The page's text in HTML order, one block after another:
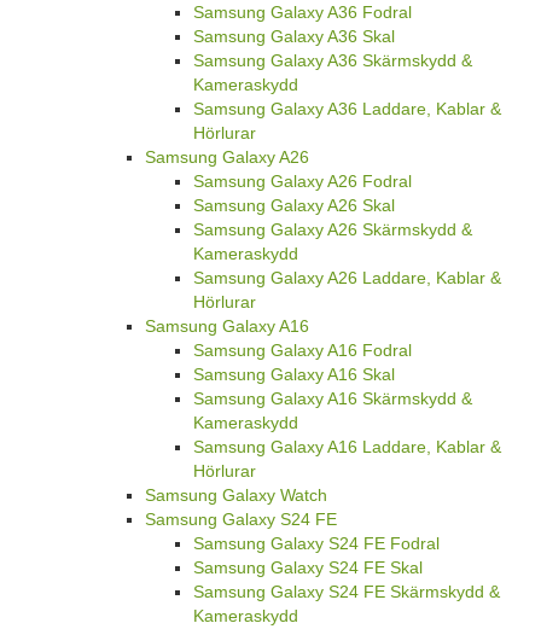
Samsung Galaxy A36 Fodral
Samsung Galaxy A36 Skal
Samsung Galaxy A36 Skärmskydd &
Kameraskydd
Samsung Galaxy A36 Laddare, Kablar &
Hörlurar
Samsung Galaxy A26
Samsung Galaxy A26 Fodral
Samsung Galaxy A26 Skal
Samsung Galaxy A26 Skärmskydd &
Kameraskydd
Samsung Galaxy A26 Laddare, Kablar &
Hörlurar
Samsung Galaxy A16
Samsung Galaxy A16 Fodral
Samsung Galaxy A16 Skal
Samsung Galaxy A16 Skärmskydd &
Kameraskydd
Samsung Galaxy A16 Laddare, Kablar &
Hörlurar
Samsung Galaxy Watch
Samsung Galaxy S24 FE
Samsung Galaxy S24 FE Fodral
Samsung Galaxy S24 FE Skal
Samsung Galaxy S24 FE Skärmskydd &
Kameraskydd